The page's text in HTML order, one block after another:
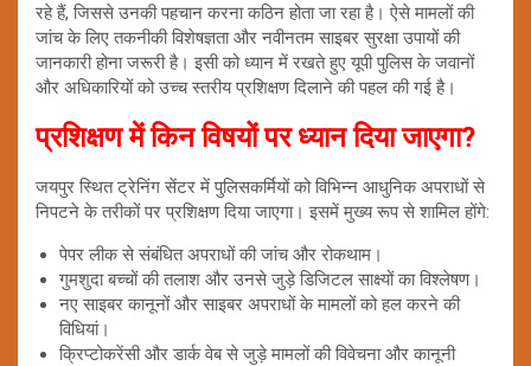
रहे हैं, जिससे उनकी पहचान करना कठिन होता जा रहा है। ऐसे मामलों की
जांच के लिए तकनीकी विशेषज्ञता और नवीनतम साइबर सुरक्षा उपायों की
जानकारी होना जरूरी है। इसी को ध्यान में रखते हुए यूपी पुलिस के जवानों
और अधिकारियों को उच्च स्तरीय प्रशिक्षण दिलाने की पहल की गई है।
प्रशिक्षण में किन विषयों पर ध्यान दिया जाएगा?
जयपुर स्थित ट्रेनिंग सेंटर में पुलिसकर्मियों को विभिन्न आधुनिक अपराधों से
निपटने के तरीकों पर प्रशिक्षण दिया जाएगा। इसमें मुख्य रूप से शामिल होंगे:
पेपर लीक से संबंधित अपराधों की जांच और रोकथाम।
गुमशुदा बच्चों की तलाश और उनसे जुड़े डिजिटल साक्ष्यों का विश्लेषण।
नए साइबर कानूनों और साइबर अपराधों के मामलों को हल करने की
विधियां।
क्रिप्टोकरेंसी और डार्क वेब से जुड़े मामलों की विवेचना और कानूनी